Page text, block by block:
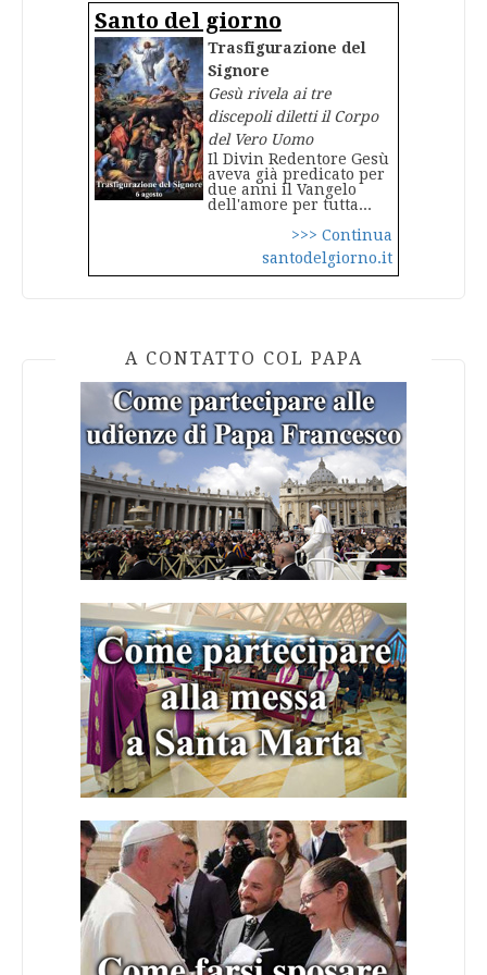
Santo del giorno
Trasfigurazione del
Signore
Gesù rivela ai tre
discepoli diletti il Corpo
del Vero Uomo
Il Divin Redentore Gesù
aveva già predicato per
due anni il Vangelo
dell'amore per tutta...
>>> Continua
santodelgiorno.it
A CONTATTO COL PAPA